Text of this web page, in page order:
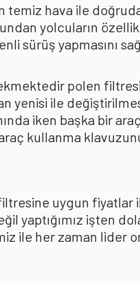
hava ile
yolcuların
sürüş yapmasını
polen
yenisi ile
iken başka bir
kullanma
uygun
işten
her zaman lider